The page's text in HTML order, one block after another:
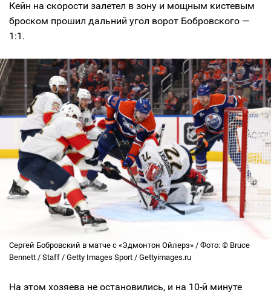
Кейн на скорости залетел в зону и мощным кистевым
броском прошил дальний угол ворот Бобровского —
1:1.
Сергей Бобровский в матче с «Эдмонтон Ойлерз» / Фото: © Bruce
Bennett / Staff / Getty Images Sport / Gettyimages.ru
На этом хозяева не остановились, и на 10-й минуте